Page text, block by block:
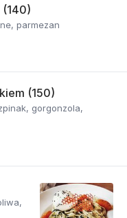
(140)
parmezan
(150)
gorgonzola,